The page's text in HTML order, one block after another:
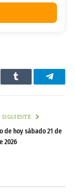
Tumblr
SIGUIENTE
de hoy sábado 21 de
2026